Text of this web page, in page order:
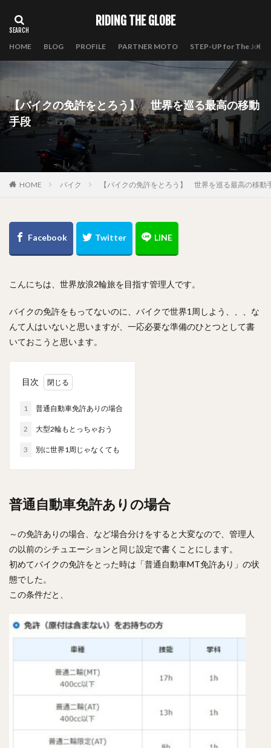
RIDING THE GLOBE
HOME BLOG PROFILE PARTNER MOTO STEP-UP for The
【バイクの免許をとろう】 世界を巡る最高の移動
手段
HOME バイク 【バイクの免許をとろう】 世界を巡る最高の移動
こんにちは、世界放浪2輪旅を目指す管理人です。
バイクの免許をもってないのに、バイクで世界1周しよう、、、な
んて人はいないと思いますが、一応必要な準備のひとつとして書
いておこうと思います。
目次
1 普通自動車免許ありの場合
2 大型2輪もとっちゃおう
3 別に世界1周じゃなくても
普通自動車免許ありの場合
～の免許ありの場合、など場合分けをすると大変なので、管理人
の以前のシチュエーションと同じ設定で書くことにします。
初めてバイクの免許をとった時は「普通自動車MT免許あり」の状
態でした。
この条件だと、